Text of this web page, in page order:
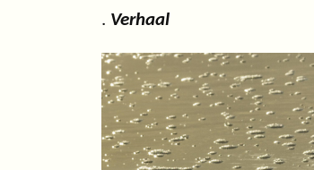
. Verhaal